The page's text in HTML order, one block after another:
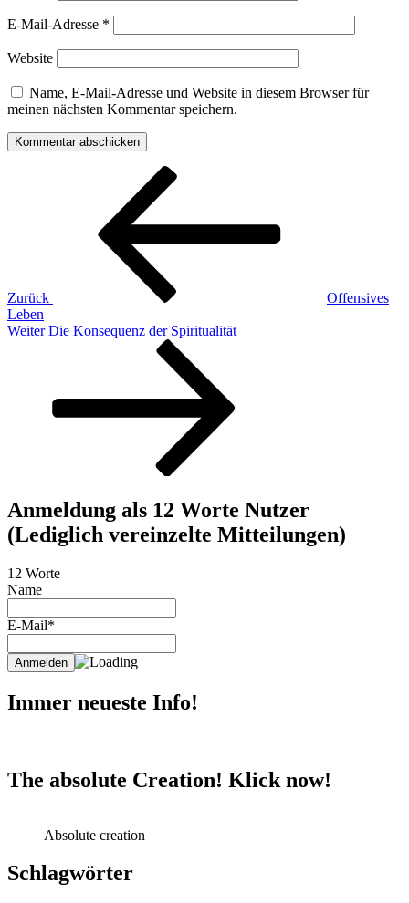
E-Mail-Adresse *
Website
Name, E-Mail-Adresse und Website in diesem Browser für
meinen nächsten Kommentar speichern.
Beitragsnavigation
Zurück
Offensives
Leben
Nächster
Weiter Die Konsequenz der Spiritualität
Anmeldung als 12 Worte Nutzer
(Lediglich vereinzelte Mitteilungen)
12 Worte
Name
E-Mail*
Immer neueste Info!
The absolute Creation! Klick now!
Absolute creation
Schlagwörter